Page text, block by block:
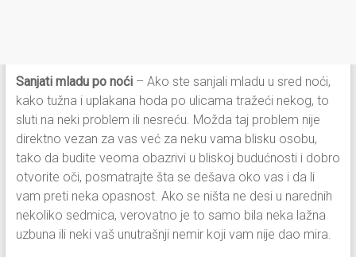
Sanjati mladu po noći– Ako ste sanjali mladu u sred noći,
kako tužna i uplakana hoda po ulicama tražeći nekog, to
sluti na neki problem ili nesreću. Možda taj problem nije
direktno vezan za vas već za neku vama blisku osobu,
tako da budite veoma obazrivi u bliskoj budućnosti i dobro
otvorite oči, posmatrajte šta se dešava oko vas i da li
vam preti neka opasnost. Ako se ništa ne desi u narednih
nekoliko sedmica, verovatno je to samo bila neka lažna
uzbuna ili neki vaš unutrašnji nemir koji vam nije dao mira.